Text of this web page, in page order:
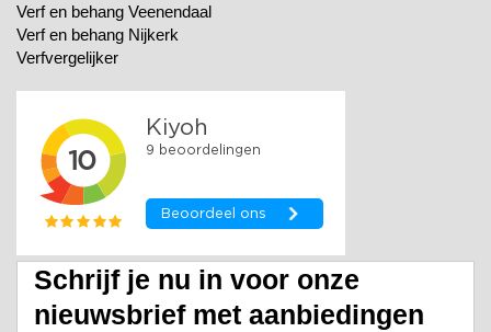
Verf en behang Veenendaal
Verf en behang Nijkerk
Verfvergelijker
Schrijf je nu in voor onze
nieuwsbrief met aanbiedingen